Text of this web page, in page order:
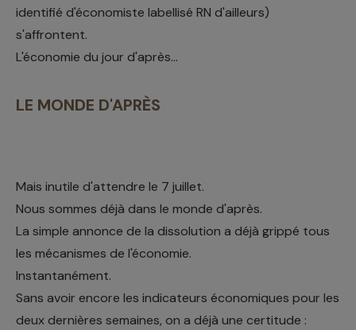
identifié d'économiste labellisé RN d'ailleurs)
s'affrontent.
L'économie du jour d'après...
LE MONDE D'APRÈS
Mais inutile d'attendre le 7 juillet.
Nous sommes déjà dans le monde d'après.
La simple annonce de la dissolution a déjà grippé tous
les mécanismes de l'économie.
Instantanément.
Sans avoir encore les indicateurs économiques pour les
deux dernières semaines, on a déjà une certitude :